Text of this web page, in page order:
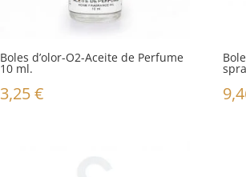
Boles d’olor-O2-Aceite de Perfume
10 ml.
3,25€